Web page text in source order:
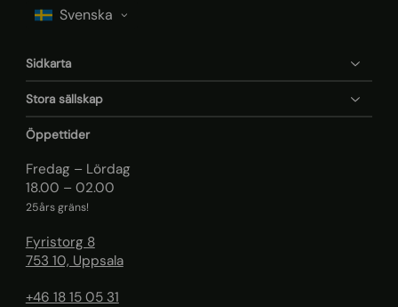
Sidkarta
Stora sällskap
Öppettider
Fredag – Lördag
18.00 – 02.00
25års gräns!
Fyristorg 8
753 10, Uppsala
+46 18 15 05 31